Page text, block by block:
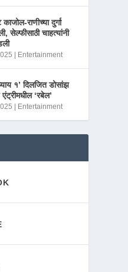
राणीच्या दुर्गा
सेल्फीसाठी चाहत्यांनी
Entertainment
१’ दिलजित डोसांझ
‘रबेल’
Entertainment